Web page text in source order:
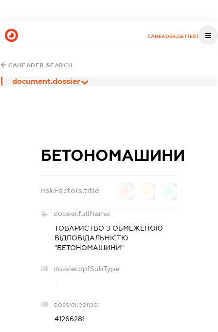
CAHEADER.GETTEST
CAHEADER.SEARCH
document.dossier
БЕТОНОМАШИНИ
riskFactors.title
dossier.fullName:
ТОВАРИСТВО З ОБМЕЖЕНОЮ
ВІДПОВІДАЛЬНІСТЮ
"БЕТОНОМАШИНИ"
dossier.opfSubType:
-
dossier.edrpo:
41266281